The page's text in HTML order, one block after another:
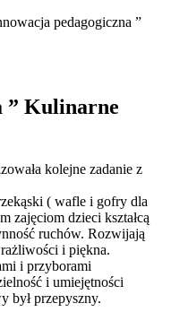
pedagogiczna ”
” Kulinarne
kolejne zadanie z
( wafle i gofry dla
zajęciom dzieci kształcą
ruchów. Rozwijają
i piękna.
i przyborami
i umiejętności
był przepyszny.